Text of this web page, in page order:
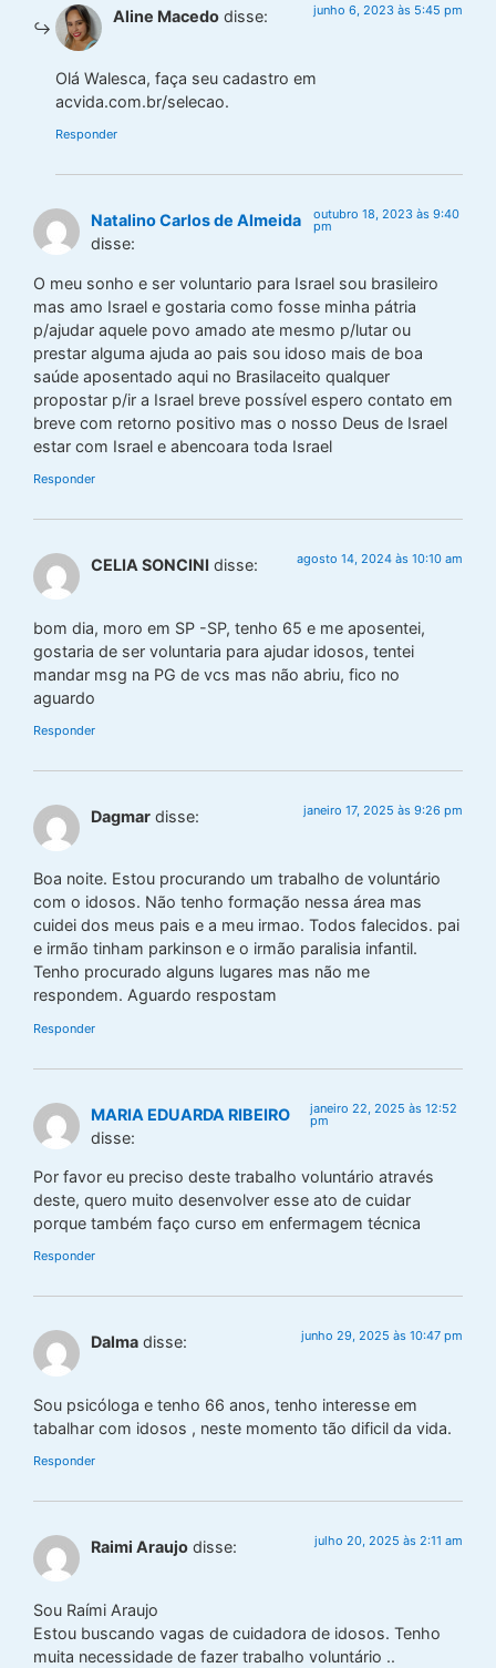
Aline Macedo disse: junho 6, 2023 às 5:45 pm
Olá Walesca, faça seu cadastro em
acvida.com.br/selecao.
Responder
Natalino Carlos de Almeida
disse:
outubro 18, 2023 às 9:40
pm
O meu sonho e ser voluntario para Israel sou brasileiro
mas amo Israel e gostaria como fosse minha pátria
p/ajudar aquele povo amado ate mesmo p/lutar ou
prestar alguma ajuda ao pais sou idoso mais de boa
saúde aposentado aqui no Brasilaceito qualquer
propostar p/ir a Israel breve possível espero contato em
breve com retorno positivo mas o nosso Deus de Israel
estar com Israel e abencoara toda Israel
Responder
CELIA SONCINI disse: agosto 14, 2024 às 10:10 am
bom dia, moro em SP -SP, tenho 65 e me aposentei,
gostaria de ser voluntaria para ajudar idosos, tentei
mandar msg na PG de vcs mas não abriu, fico no
aguardo
Responder
Dagmar disse: janeiro 17, 2025 às 9:26 pm
Boa noite. Estou procurando um trabalho de voluntário
com o idosos. Não tenho formação nessa área mas
cuidei dos meus pais e a meu irmao. Todos falecidos. pai
e irmão tinham parkinson e o irmão paralisia infantil.
Tenho procurado alguns lugares mas não me
respondem. Aguardo respostam
Responder
MARIA EDUARDA RIBEIRO
disse:
janeiro 22, 2025 às 12:52
pm
Por favor eu preciso deste trabalho voluntário através
deste, quero muito desenvolver esse ato de cuidar
porque também faço curso em enfermagem técnica
Responder
Dalma disse: junho 29, 2025 às 10:47 pm
Sou psicóloga e tenho 66 anos, tenho interesse em
tabalhar com idosos , neste momento tão dificil da vida.
Responder
Raimi Araujo disse: julho 20, 2025 às 2:11 am
Sou Raími Araujo
Estou buscando vagas de cuidadora de idosos. Tenho
muita necessidade de fazer trabalho voluntário ..